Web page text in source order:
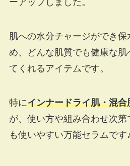
ーアップしました。
肌への水分チャージができ
め、どんな肌質でも健康な肌
てくれるアイテムです。
特にインナードライ肌・混合
が、使い方や組み合わせ次
も使いやすい万能セラムです